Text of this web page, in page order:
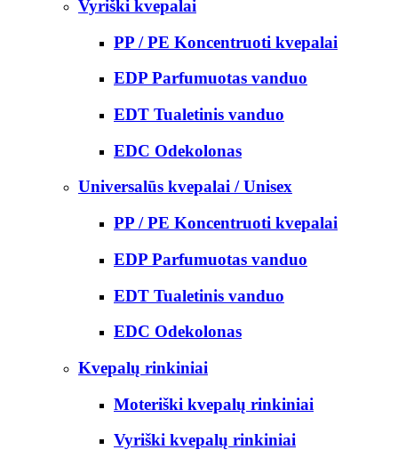
Vyriški kvepalai
PP / PE Koncentruoti kvepalai
EDP Parfumuotas vanduo
EDT Tualetinis vanduo
EDC Odekolonas
Universalūs kvepalai / Unisex
PP / PE Koncentruoti kvepalai
EDP Parfumuotas vanduo
EDT Tualetinis vanduo
EDC Odekolonas
Kvepalų rinkiniai
Moteriški kvepalų rinkiniai
Vyriški kvepalų rinkiniai